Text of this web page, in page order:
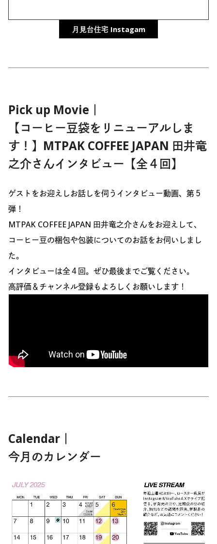
月見台住宅 Instagam
Pick up Movie｜
【コーヒー豆袋をリニューアルしま
す！】MTPAK COFFEE JAPAN 田井竜
之介さんインタビュー【全４回】
ゲストをお迎えしお話しを伺うインタビュー動画、第５
弾！
MTPAK COFFEE JAPAN 田井竜之介さんをお迎えして、
コーヒー豆の梱包や包装についてのお話をお伺いしまし
た。
インタビューは全４回。ぜひ最後までご覧ください。
高評価＆チャンネル登録もよろしくお願いします！
Calendar｜
今月のカレンダー